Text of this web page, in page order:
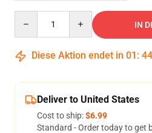
IN
Diese Aktion endet in 01 : 44
Deliver to United States
Cost to ship:$6.99
Standard - Order today to get